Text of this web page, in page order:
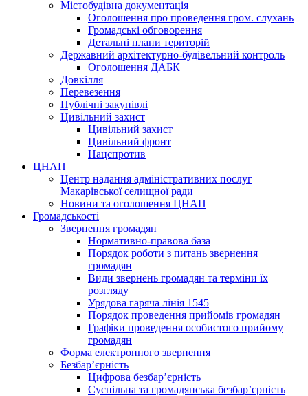
Містобудівна документація
Оголошення про проведення гром. слухань
Громадські обговорення
Детальні плани територій
Державний архітектурно-будівельний контроль
Оголошення ДАБК
Довкілля
Перевезення
Публічні закупівлі
Цивільний захист
Цивільний захист
Цивільний фронт
Нацспротив
ЦНАП
Центр надання адміністративних послуг
Макарівської селищної ради
Новини та оголошення ЦНАП
Громадськості
Звернення громадян
Нормативно-правова база
Порядок роботи з питань звернення
громадян
Види звернень громадян та терміни їх
розгляду
Урядова гаряча лінія 1545
Порядок проведення прийомів громадян
Графіки проведення особистого прийому
громадян
Форма електронного звернення
Безбар’єрність
Цифрова безбар’єрність
Суспільна та громадянська безбар’єрність